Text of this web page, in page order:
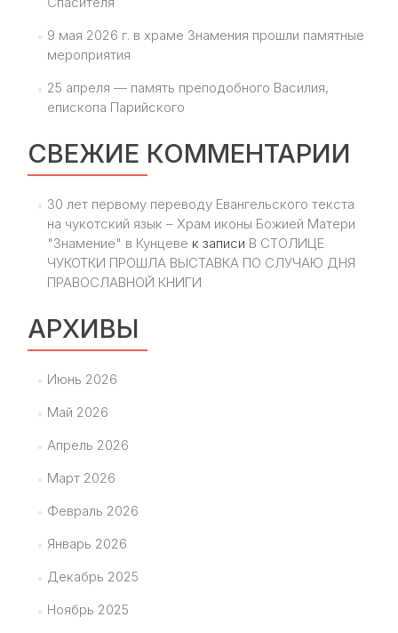
9 мая 2026 г. в храме Знамения прошли памятные
мероприятия
25 апреля — память преподобного Василия,
епископа Парийского
СВЕЖИЕ КОММЕНТАРИИ
30 лет первому переводу Евангельского текста
на чукотский язык – Храм иконы Божией Матери
"Знамение" в Кунцеве к записи В СТОЛИЦЕ
ЧУКОТКИ ПРОШЛА ВЫСТАВКА ПО СЛУЧАЮ ДНЯ
ПРАВОСЛАВНОЙ КНИГИ
АРХИВЫ
Июнь 2026
Май 2026
Апрель 2026
Март 2026
Февраль 2026
Январь 2026
Декабрь 2025
Ноябрь 2025